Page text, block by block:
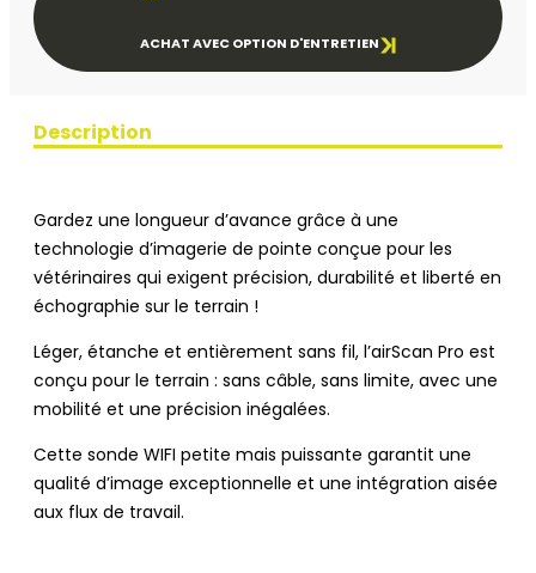
ACHAT AVEC OPTION D'ENTRETIEN
Description
Gardez une longueur d’avance grâce à une
technologie d’imagerie de pointe conçue pour les
vétérinaires qui exigent précision, durabilité et liberté en
échographie sur le terrain !
Léger, étanche et entièrement sans fil, l’airScan Pro est
conçu pour le terrain : sans câble, sans limite, avec une
mobilité et une précision inégalées.
Cette sonde WIFI petite mais puissante garantit une
qualité d’image exceptionnelle et une intégration aisée
aux flux de travail.